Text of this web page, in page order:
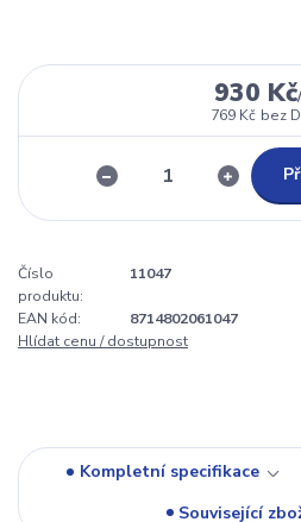
930 Kč/
769 Kč bez
Číslo
produktu:
11047
EAN kód:
8714802061047
Hlídat cenu / dostupnost
Kompletní specifikace
Související